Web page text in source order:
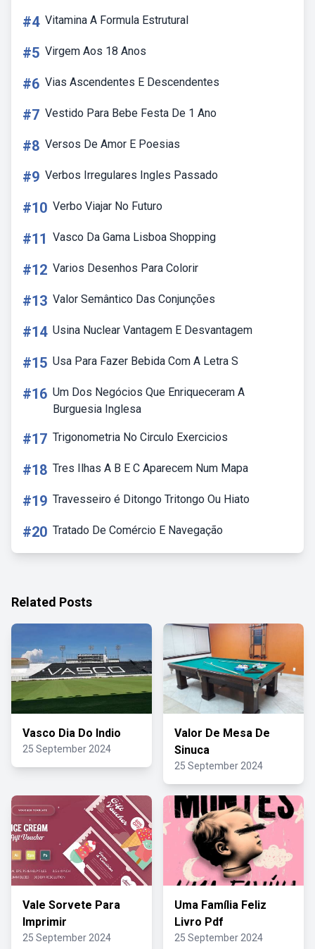
#4 Vitamina A Formula Estrutural
#5 Virgem Aos 18 Anos
#6 Vias Ascendentes E Descendentes
#7 Vestido Para Bebe Festa De 1 Ano
#8 Versos De Amor E Poesias
#9 Verbos Irregulares Ingles Passado
#10 Verbo Viajar No Futuro
#11 Vasco Da Gama Lisboa Shopping
#12 Varios Desenhos Para Colorir
#13 Valor Semântico Das Conjunções
#14 Usina Nuclear Vantagem E Desvantagem
#15 Usa Para Fazer Bebida Com A Letra S
#16 Um Dos Negócios Que Enriqueceram A
Burguesia Inglesa
#17 Trigonometria No Circulo Exercicios
#18 Tres Ilhas A B E C Aparecem Num Mapa
#19 Travesseiro é Ditongo Tritongo Ou Hiato
#20 Tratado De Comércio E Navegação
Related Posts
Vasco Dia Do Indio
25 September 2024
Valor De Mesa De
Sinuca
25 September 2024
Vale Sorvete Para
Imprimir
25 September 2024
Uma Família Feliz
Livro Pdf
25 September 2024